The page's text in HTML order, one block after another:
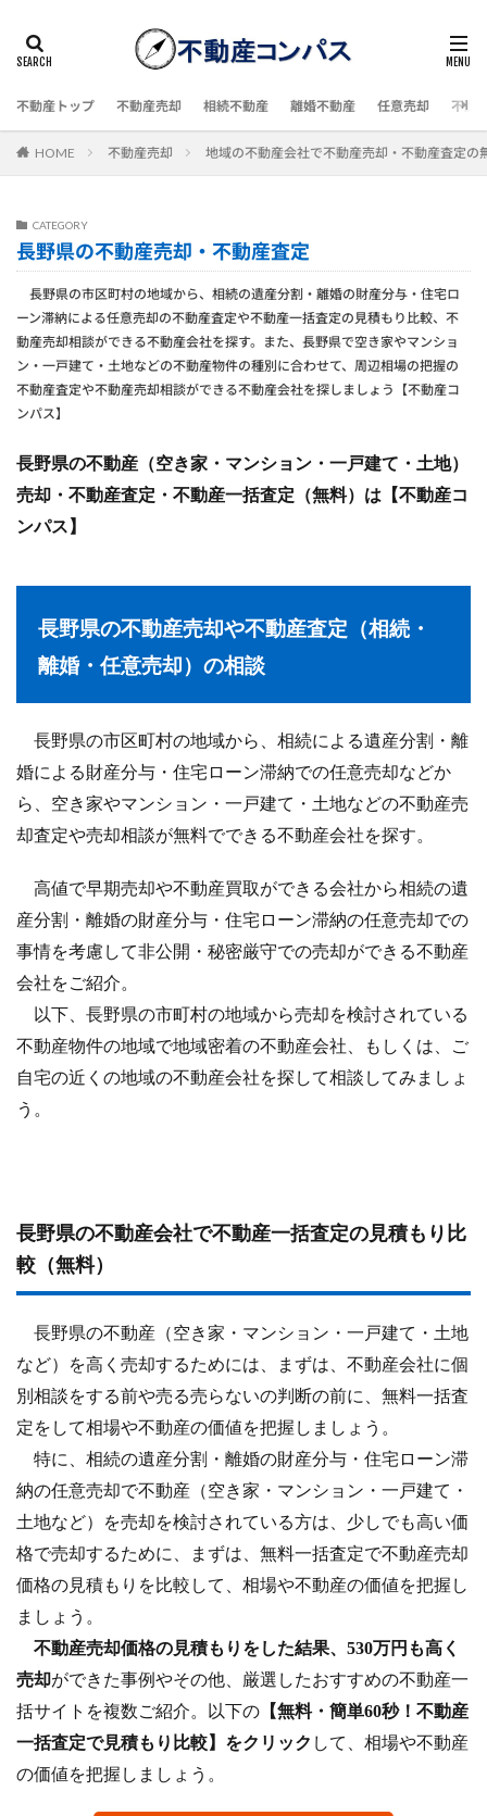
不動産トップ 不動産売却 相続不動産 離婚不動産 任意売却 不動
HOME 不動産売却 地域の不動産会社で不動産売却・不動産査定の
CATEGORY
長野県の不動産売却・不動産査定
長野県の市区町村の地域から、相続の遺産分割・離婚の財産分与・住宅ロ
ーン滞納による任意売却の不動産査定や不動産一括査定の見積もり比較、不
動産売却相談ができる不動産会社を探す。また、長野県で空き家やマンショ
ン・一戸建て・土地などの不動産物件の種別に合わせて、周辺相場の把握の
不動産査定や不動産売却相談ができる不動産会社を探しましょう【不動産コ
ンパス】
長野県の不動産（空き家・マンション・一戸建て・土地）
売却・不動産査定・不動産一括査定（無料）は【不動産コ
ンパス】
長野県の不動産売却や不動産査定（相続・
離婚・任意売却）の相談
長野県の市区町村の地域から、相続による遺産分割・離
婚による財産分与・住宅ローン滞納での任意売却などか
ら、空き家やマンション・一戸建て・土地などの不動産売
却査定や売却相談が無料でできる不動産会社を探す。
高値で早期売却や不動産買取ができる会社から相続の遺
産分割・離婚の財産分与・住宅ローン滞納の任意売却での
事情を考慮して非公開・秘密厳守での売却ができる不動産
会社をご紹介。
以下、長野県の市町村の地域から売却を検討されている
不動産物件の地域で地域密着の不動産会社、もしくは、ご
自宅の近くの地域の不動産会社を探して相談してみましょ
う。
長野県の不動産会社で不動産一括査定の見積もり比
較（無料）
長野県の不動産（空き家・マンション・一戸建て・土地
など）を高く売却するためには、まずは、不動産会社に個
別相談をする前や売る売らないの判断の前に、無料一括査
定をして相場や不動産の価値を把握しましょう。
特に、相続の遺産分割・離婚の財産分与・住宅ローン滞
納の任意売却で不動産（空き家・マンション・一戸建て・
土地など）を売却を検討されている方は、少しでも高い価
格で売却するために、まずは、無料一括査定で不動産売却
価格の見積もりを比較して、相場や不動産の価値を把握し
ましょう。
不動産売却価格の見積もりをした結果、530万円も高く
売却ができた事例やその他、厳選したおすすめの不動産一
括サイトを複数ご紹介。以下の 【無料・簡単60秒！不動産
一括査定で見積もり比較】をクリック して、相場や不動産
の価値を把握しましょう。